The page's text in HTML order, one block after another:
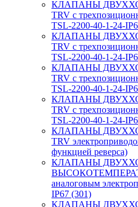
КЛАПАНЫ
TRV с
TSL-2200-40-1-24-
КЛАПАНЫ
TRV с
TSL-2200-40-1-24-
КЛАПАНЫ
TRV с
TSL-2200-40-1-24-
КЛАПАНЫ
TRV с
TSL-2200-40-1-24-
КЛАПАНЫ
TRV
функцией реверса)
КЛАПАНЫ
аналоговым
IP67 (301)
КЛАПАНЫ